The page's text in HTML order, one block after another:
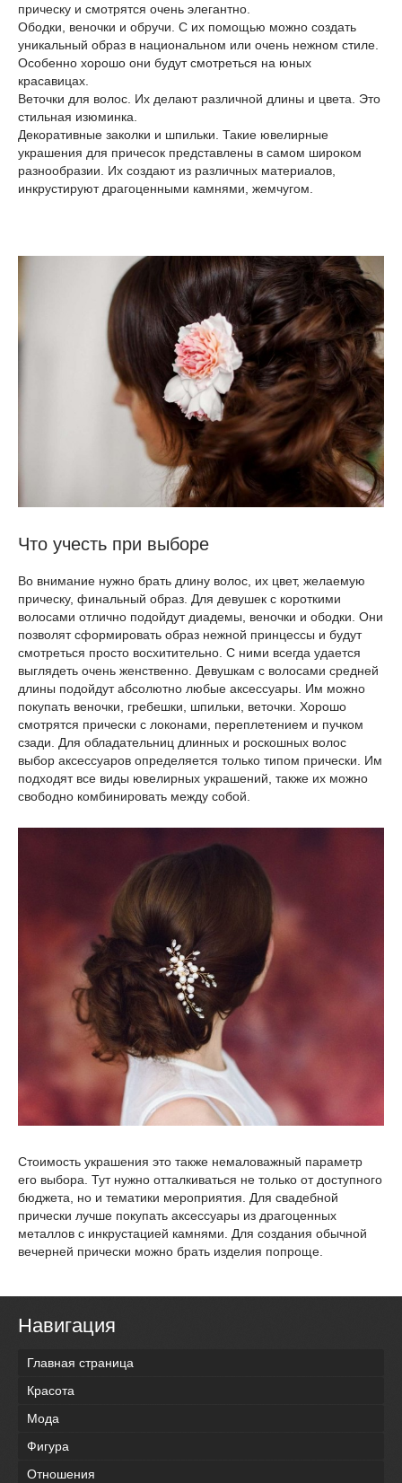
прическу и смотрятся очень элегантно.
Ободки, веночки и обручи. С их помощью можно создать
уникальный образ в национальном или очень нежном стиле.
Особенно хорошо они будут смотреться на юных
красавицах.
Веточки для волос. Их делают различной длины и цвета. Это
стильная изюминка.
Декоративные заколки и шпильки. Такие ювелирные
украшения для причесок представлены в самом широком
разнообразии. Их создают из различных материалов,
инкрустируют драгоценными камнями, жемчугом.
Что учесть при выборе
Во внимание нужно брать длину волос, их цвет, желаемую
прическу, финальный образ. Для девушек с короткими
волосами отлично подойдут диадемы, веночки и ободки. Они
позволят сформировать образ нежной принцессы и будут
смотреться просто восхитительно. С ними всегда удается
выглядеть очень женственно. Девушкам с волосами средней
длины подойдут абсолютно любые аксессуары. Им можно
покупать веночки, гребешки, шпильки, веточки. Хорошо
смотрятся прически с локонами, переплетением и пучком
сзади. Для обладательниц длинных и роскошных волос
выбор аксессуаров определяется только типом прически. Им
подходят все виды ювелирных украшений, также их можно
свободно комбинировать между собой.
Стоимость украшения это также немаловажный параметр
его выбора. Тут нужно отталкиваться не только от доступного
бюджета, но и тематики мероприятия. Для свадебной
прически лучше покупать аксессуары из драгоценных
металлов с инкрустацией камнями. Для создания обычной
вечерней прически можно брать изделия попроще.
Навигация
Главная страница
Красота
Мода
Фигура
Отношения